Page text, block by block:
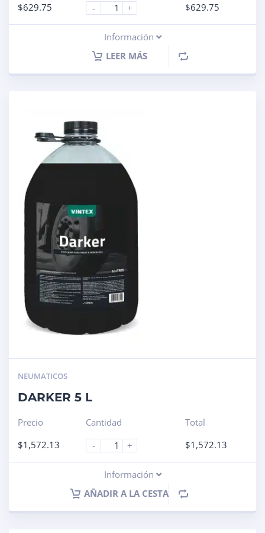
$629.75
-
+
$629.75
Información
LEER MÁS
NEUMATICOS
DARKER 5 L
Precio
$1,572.13
Cantidad
-
+
Total
$1,572.13
Información
AÑADIR A LA CESTA